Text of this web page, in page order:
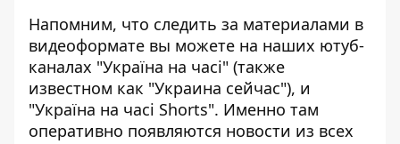
Напомним, что следить за материалами в
видеоформате вы можете на наших ютуб-
каналах "Україна на часі" (также
известном как "Украина сейчас"), и
"Україна на часі Shorts". Именно там
оперативно появляются новости из всех